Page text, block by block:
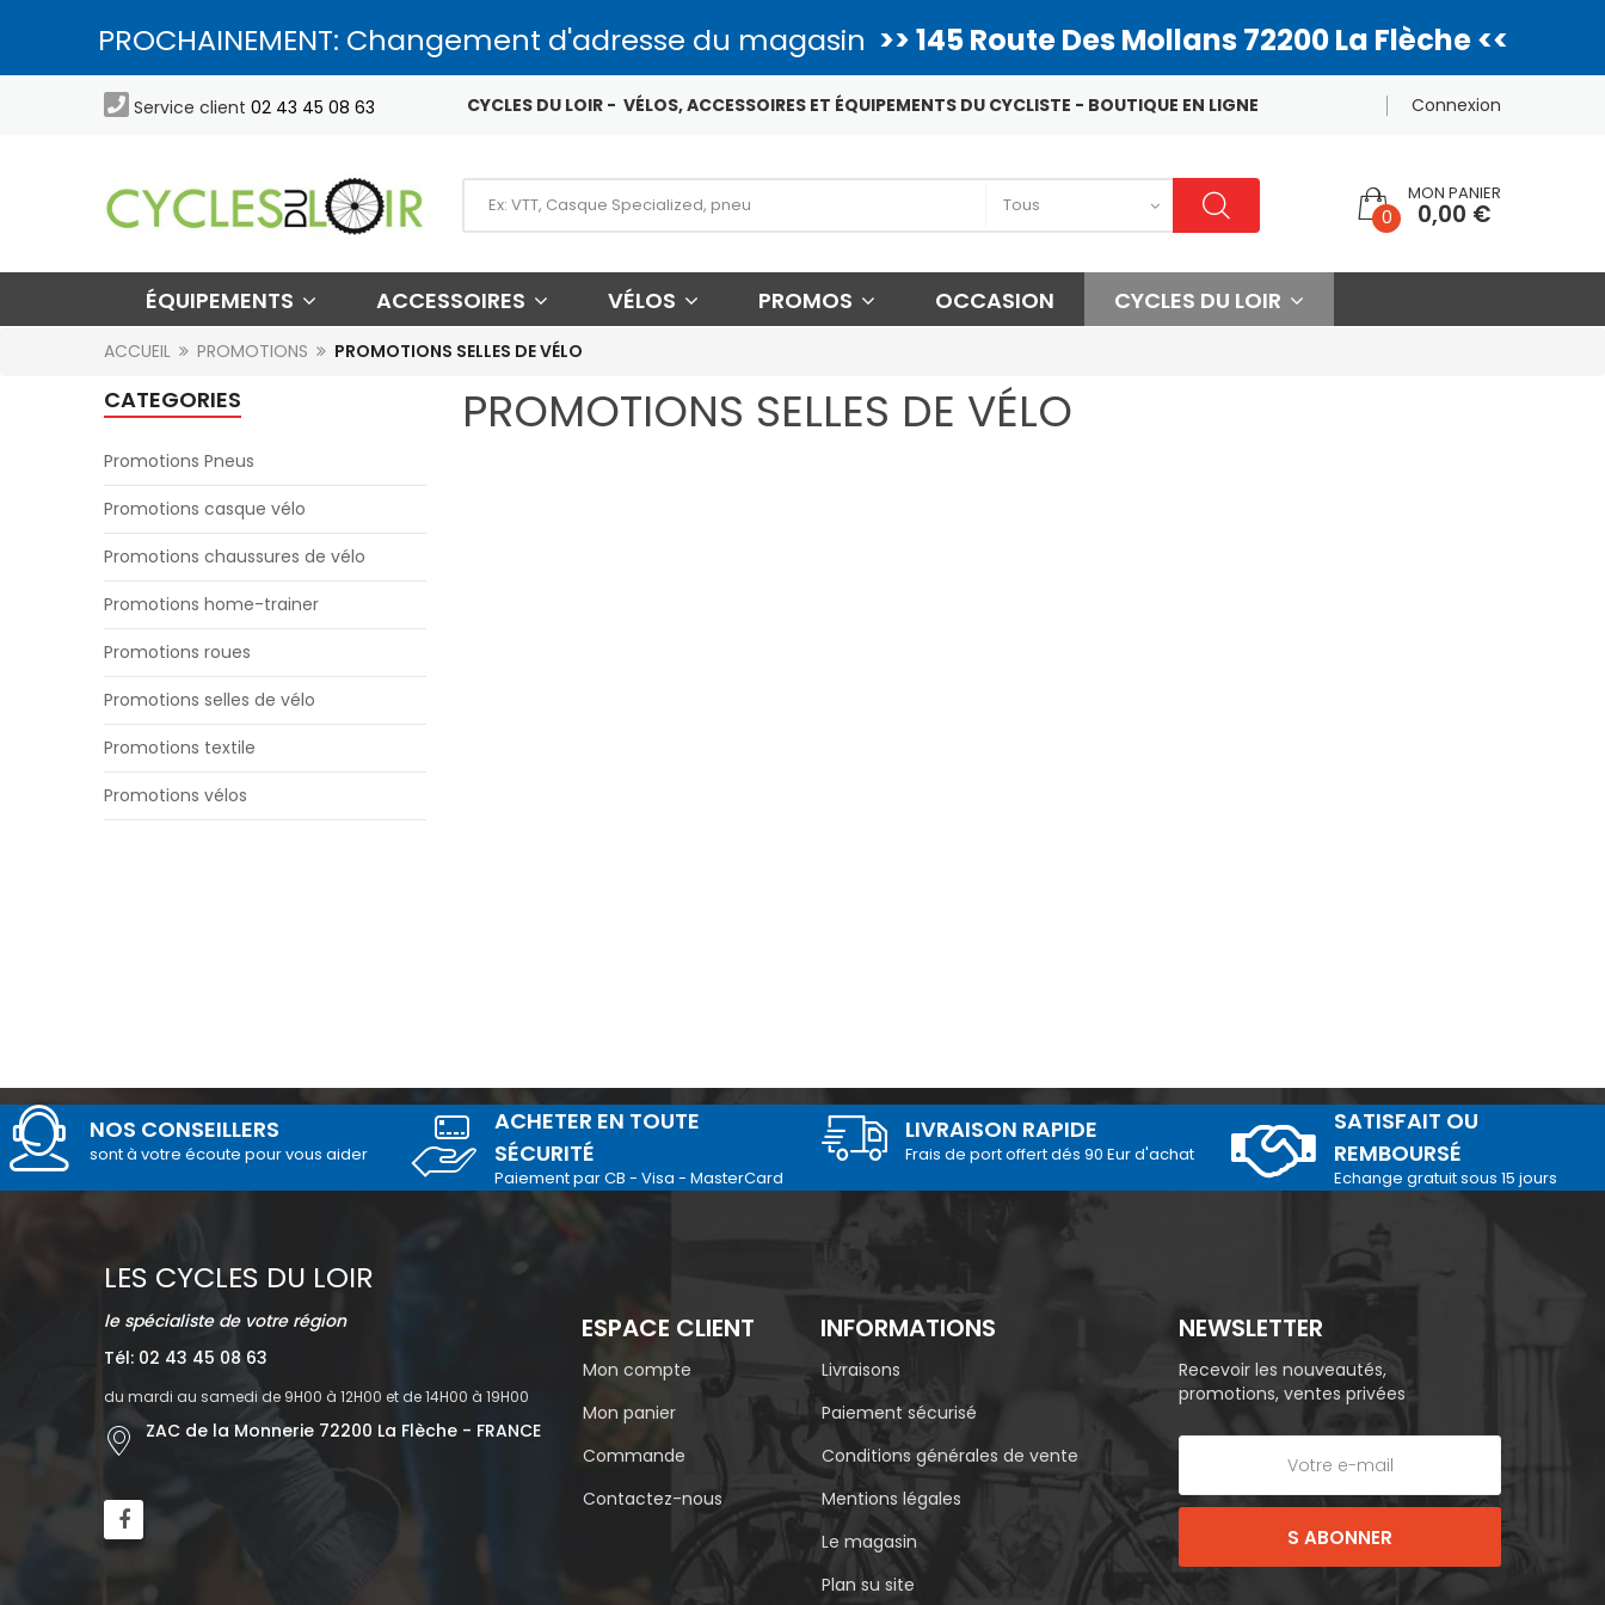
PROCHAINEMENT: Changement d'adresse du magasin >> 145 Route Des Mollans 72200 La Flèche <<
 Service client 02 43 45 08 63 CYCLES DU LOIR - VÉLOS, ACCESSOIRES ET ÉQUIPEMENTS DU CYCLISTE - BOUTIQUE EN LIGNE Connexion
0
MON PANIER
0,00 €
ÉQUIPEMENTS ACCESSOIRES VÉLOS PROMOS OCCASION CYCLES DU LOIR
ACCUEIL PROMOTIONS PROMOTIONS SELLES DE VÉLO
CATEGORIES
Promotions Pneus
Promotions casque vélo
Promotions chaussures de vélo
Promotions home-trainer
Promotions roues
Promotions selles de vélo
Promotions textile
Promotions vélos
PROMOTIONS SELLES DE VÉLO
NOS CONSEILLERS
sont à votre écoute pour vous aider
ACHETER EN TOUTE
SÉCURITÉ
Paiement par CB - Visa - MasterCard
LIVRAISON RAPIDE
Frais de port offert dés 90 Eur d'achat
SATISFAIT OU
REMBOURSÉ
Echange gratuit sous 15 jours
LES CYCLES DU LOIR
le spécialiste de votre région
Tél: 02 43 45 08 63
du mardi au samedi de 9H00 à 12H00 et de 14H00 à 19H00
ZAC de la Monnerie 72200 La Flèche - FRANCE
ESPACE CLIENT
Mon compte
Mon panier
Commande
Contactez-nous
INFORMATIONS
Livraisons
Paiement sécurisé
Conditions générales de vente
Mentions légales
Le magasin
Plan su site
NEWSLETTER
Recevoir les nouveautés,
promotions, ventes privées
S ABONNER